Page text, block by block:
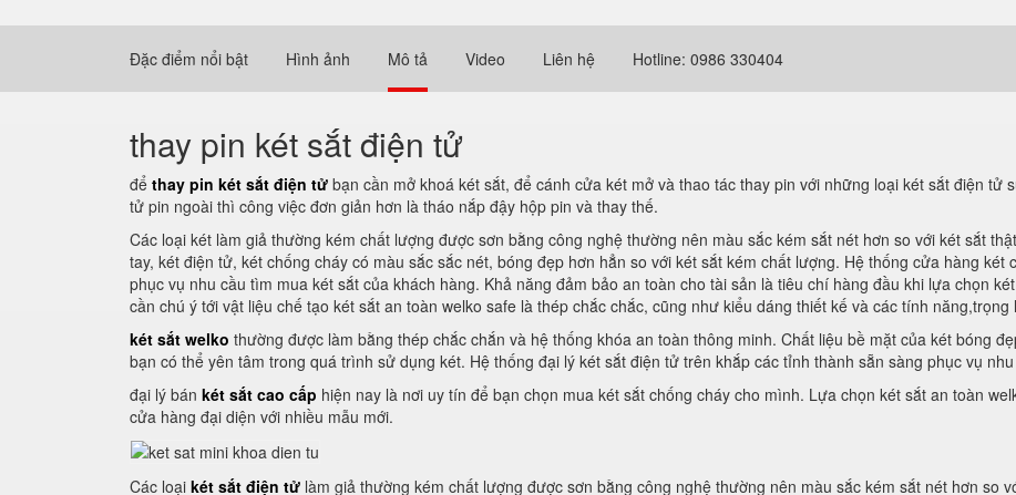
Đặc điểm nổi bật Hình ảnh Mô tả Video Liên hệ Hotline: 0986 330404
thay pin két sắt điện tử
để thay pin két sắt điện tử bạn cần mở khoá két sắt, để cánh cửa két mở và thao tác thay pin với những loại két sắt điện tử
tử pin ngoài thì công việc đơn giản hơn là tháo nắp đậy hộp pin và thay thế.
Các loại két làm giả thường kém chất lượng được sơn bằng công nghệ thường nên màu sắc kém sắt nét hơn so với két sắt
tay, két điện tử, két chống cháy có màu sắc sắc nét, bóng đẹp hơn hẳn so với két sắt kém chất lượng. Hệ thống cửa hàng
phục vụ nhu cầu tìm mua két sắt của khách hàng. Khả năng đảm bảo an toàn cho tài sản là tiêu chí hàng đầu khi lựa chọn
cần chú ý tới vật liệu chế tạo két sắt an toàn welko safe là thép chắc chắc, cũng như kiểu dáng thiết kế và các tính năng,trọng
két sắt welko thường được làm bằng thép chắc chắn và hệ thống khóa an toàn thông minh. Chất liệu bề mặt của két bóng
bạn có thể yên tâm trong quá trình sử dụng két. Hệ thống đại lý két sắt điện tử trên khắp các tỉnh thành sẵn sàng phục vụ
đại lý bán két sắt cao cấp hiện nay là nơi uy tín để bạn chọn mua két sắt chống cháy cho mình. Lựa chọn két sắt an toàn
cửa hàng đại diện với nhiều mẫu mới.
Các loại két sắt điện tử làm giả thường kém chất lượng được sơn bằng công nghệ thường nên màu sắc kém sắt nét hơn so